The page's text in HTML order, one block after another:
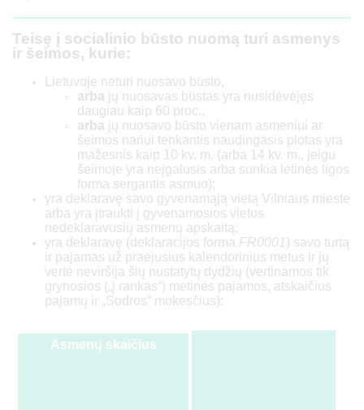
Teisę į socialinio būsto nuomą turi asmenys
ir šeimos, kurie:
Lietuvoje neturi nuosavo būsto,
arba jų nuosavas būstas yra nusidėvėjęs
daugiau kaip 60 proc.,
arba jų nuosavo būsto vienam asmeniui ar
šeimos nariui tenkantis naudingasis plotas yra
mažesnis kaip 10 kv. m. (arba 14 kv. m., jeigu
šeimoje yra neįgalusis arba sunkia lėtinės ligos
forma sergantis asmuo);
yra deklaravę savo gyvenamąją vietą Vilniaus mieste
arba yra įtraukti į gyvenamosios vietos
nedeklaravusių asmenų apskaitą;
yra deklaravę (deklaracijos forma FR0001 ) savo turtą
ir pajamas už praėjusius kalendorinius metus ir jų
vertė neviršija šių nustatytų dydžių (vertinamos tik
grynosios („į rankas“) metinės pajamos, atskaičius
pajamų ir „Sodros“ mokesčius):
Asmenų skaičius